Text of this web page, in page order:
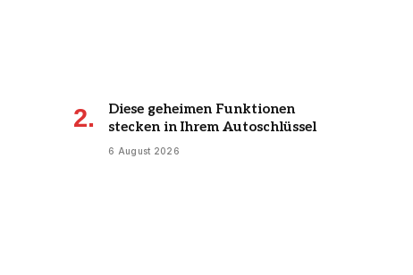
Diese geheimen Funktionen
stecken in Ihrem Autoschlüssel
6 August 2026